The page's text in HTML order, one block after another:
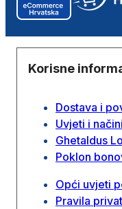
Korisne
Dostava i
Uvjeti i
Ghetaldus
Poklon
Opći uvjeti
Pravila